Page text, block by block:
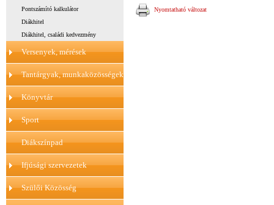
Pontszámító kalkulátor
Diákhitel
Diákhitel, családi kedvezmény
Versenyek, mérések
Tantárgyak, munkaközösségek
Könyvtár
Sport
Diákszínpad
Ifjúsági szervezetek
Szülői Közösség
Nyomtatható változat